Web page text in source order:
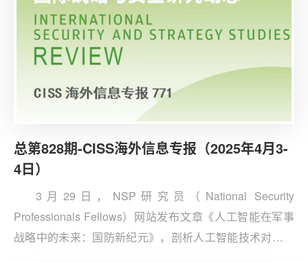
区通过基础设施建设等途径不断增强影响力，中国的潜艇
活动与远洋海军能力正迅速超越印度与其他区域国家，使
美国及其伙伴面临被中国战略牵制的风险。
总第828期-CISS海外信息专报（2025年4月3-
4日）
3月29日，NSP研究员（National Security
Professionals Fellows）网站发布文章《人工智能在军事
战略中的未来：国防新纪元》，剖析人工智能技术对现代